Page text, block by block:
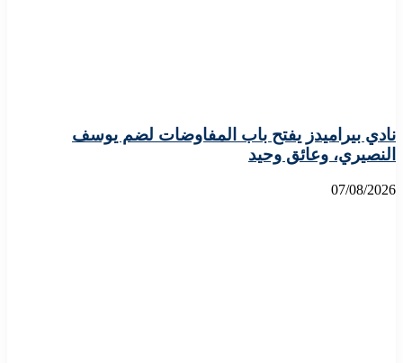
نادي بيراميدز يفتح باب المفاوضات لضم يوسف
النصيري، وعائق وحيد
07/08/2026